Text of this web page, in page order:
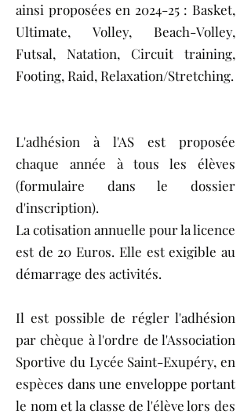
ainsi proposées en 2024-25 : Basket,
Ultimate, Volley, Beach-Volley,
Futsal, Natation, Circuit training,
Footing, Raid, Relaxation/Stretching.
L'adhésion à l'AS est proposée
chaque année à tous les élèves
(formulaire dans le dossier
d'inscription).
La cotisation annuelle pour la licence
est de 20 Euros. Elle est exigible au
démarrage des activités.
Il est possible de régler l'adhésion
par chèque à l'ordre de l'Association
Sportive du Lycée Saint-Exupéry, en
espèces dans une enveloppe portant
le nom et la classe de l'élève lors des